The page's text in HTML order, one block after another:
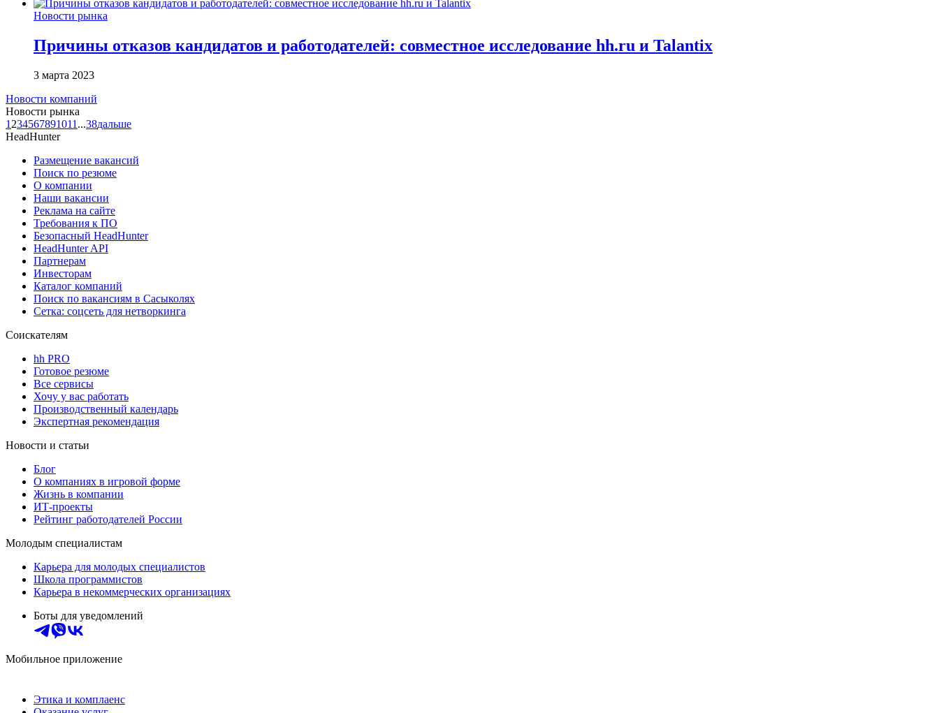
Новости рынка
Причины отказов кандидатов и работодателей: совместное исследование hh.ru и Talantix
3 марта 2023
Новости компаний
Новости рынка
1 234567891011 ...38дальше
HeadHunter
Размещение вакансий
Поиск по резюме
О компании
Наши вакансии
Реклама на сайте
Требования к ПО
Безопасный HeadHunter
HeadHunter API
Партнерам
Инвесторам
Каталог компаний
Поиск по вакансиям в Сасыколях
Сетка: соцсеть для нетворкинга
Соискателям
hh PRO
Готовое резюме
Все сервисы
Хочу у вас работать
Производственный календарь
Экспертная рекомендация
Новости и статьи
Блог
О компаниях в игровой форме
Жизнь в компании
ИТ-проекты
Рейтинг работодателей России
Молодым специалистам
Карьера для молодых специалистов
Школа программистов
Карьера в некоммерческих организациях
Боты для уведомлений
Мобильное приложение
Этика и комплаенс